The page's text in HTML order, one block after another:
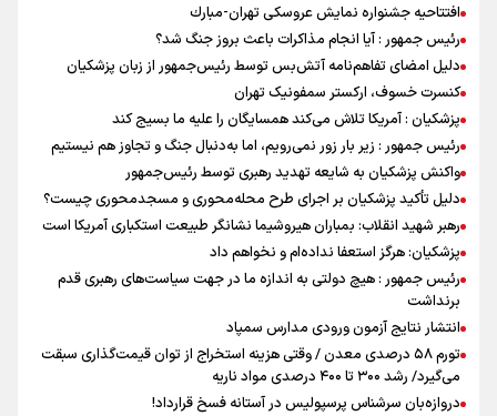
افتتاحیه جشنواره نمايش عروسكى تهران-مبارك
رئیس جمهور : آیا انجام مذاکرات باعث بروز جنگ شد؟
دلیل امضای تفاهم‌نامه آتش‌بس توسط رئیس‌جمهور از زبان پزشکیان
کنسرت خسوف، ارکستر سمفونیک تهران
پزشکیان : آمریکا تلاش می‌کند همسایگان را علیه ما بسیج کند
رئیس جمهور : زیر بار زور نمی‌رویم، اما به‌دنبال جنگ و تجاوز هم نیستیم
واکنش پزشکیان به شایعه تهدید رهبری توسط رئیس‌جمهور
دلیل تأکید پزشکیان بر اجرای طرح محله‌محوری و مسجدمحوری چیست؟
رهبر شهید انقلاب: بمباران هیروشیما نشانگر طبیعت استکباری آمریکا است
پزشکیان: هرگز استعفا نداده‌ام و نخواهم داد
رئیس جمهور : هیچ دولتی به اندازه ما در جهت سیاست‌های رهبری قدم
برنداشت
انتشار نتایج آزمون ورودی مدارس سمپاد
تورم ۵۸ درصدی معدن / وقتی هزینه استخراج از توان قیمت‌گذاری سبقت
می‌گیرد/ رشد ۳۰۰ تا ۴۰۰ درصدی مواد ناریه
دروازه‌بان سرشناس پرسپولیس در آستانه فسخ قرارداد!